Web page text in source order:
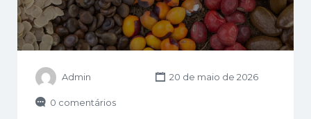
Admin 20 de maio de 2026
0 comentários